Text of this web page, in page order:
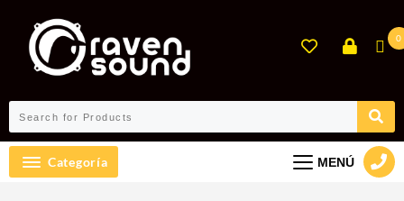
contenido
0
Categoría MENÚ